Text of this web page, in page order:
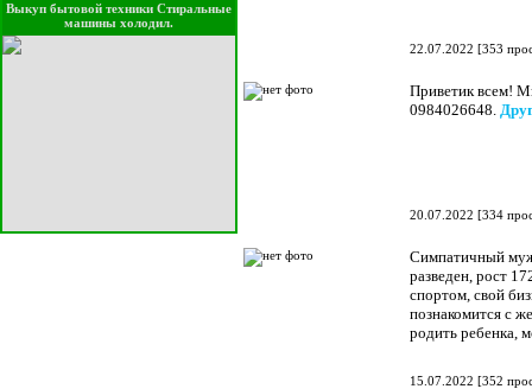
Выкуп бытовой техники Стиральные
машины холодил.
22.07.2022 [353
Приветик всем!
0984026648.
20.07.2022 [334
Симпатичный
разведен, рост
спортом, свой
познакомится с
родить ребенка,
15.07.2022 [352